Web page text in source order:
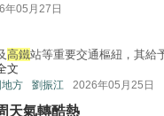
年05月27日
高鐵站等重要交通樞紐，其給
文
地方 劉振江 2026年05月25日
天氣轉酷熱